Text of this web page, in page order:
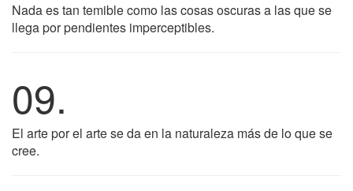
Nada es tan temible como las cosas oscuras a las que se
llega por pendientes imperceptibles.
09.
El arte por el arte se da en la naturaleza más de lo que se
cree.